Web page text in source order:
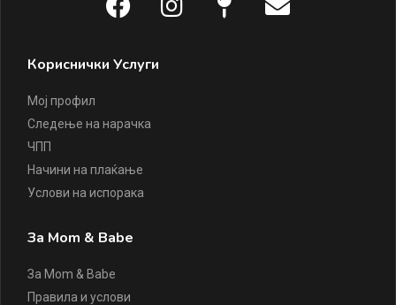
Кориснички Услуги
Мој профил
Следење на нарачка
ЧПП
Начини на плаќање
Услови на испорака
За Mom & Babe
За Mom & Babe
Правила и услови